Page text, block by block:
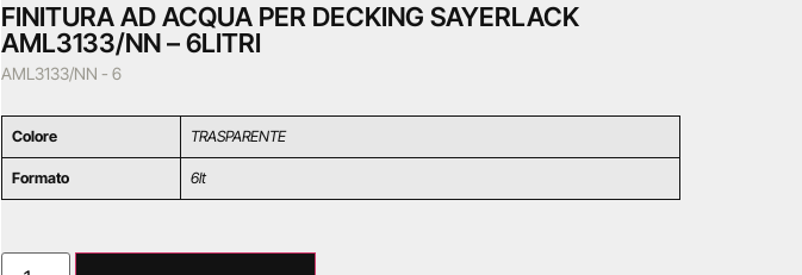
FINITURA AD ACQUA PER DECKING SAYERLACK
AML3133/NN – 6LITRI
AML3133/NN - 6
Colore TRASPARENTE
Formato 6lt